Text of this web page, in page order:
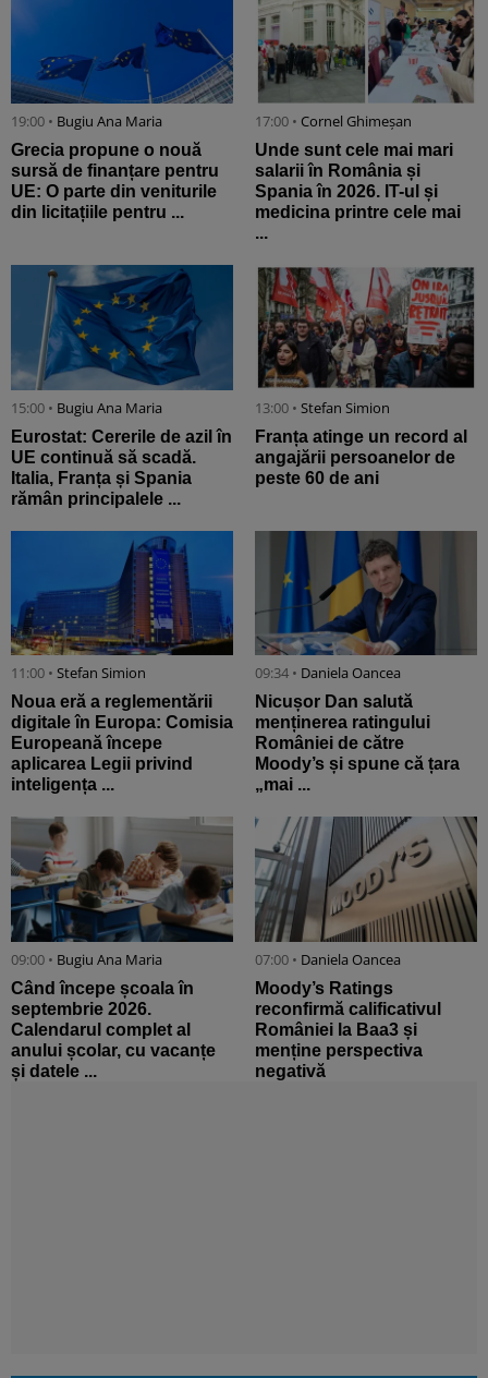
19:00 • Bugiu ⁠Ana Maria
Grecia propune o nouă
sursă de finanțare pentru
UE: O parte din veniturile
din licitațiile pentru ...
17:00 • Cornel Ghimeșan
Unde sunt cele mai mari
salarii în România și
Spania în 2026. IT-ul și
medicina printre cele mai
...
15:00 • Bugiu ⁠Ana Maria
Eurostat: Cererile de azil în
UE continuă să scadă.
Italia, Franța și Spania
rămân principalele ...
13:00 • Stefan Simion
Franța atinge un record al
angajării persoanelor de
peste 60 de ani
11:00 • Stefan Simion
Noua eră a reglementării
digitale în Europa: Comisia
Europeană începe
aplicarea Legii privind
inteligența ...
09:34 • Daniela Oancea
Nicușor Dan salută
menținerea ratingului
României de către
Moody’s și spune că țara
„mai ...
09:00 • Bugiu ⁠Ana Maria
Când începe școala în
septembrie 2026.
Calendarul complet al
anului școlar, cu vacanțe
și datele ...
07:00 • Daniela Oancea
Moody’s Ratings
reconfirmă calificativul
României la Baa3 și
menține perspectiva
negativă